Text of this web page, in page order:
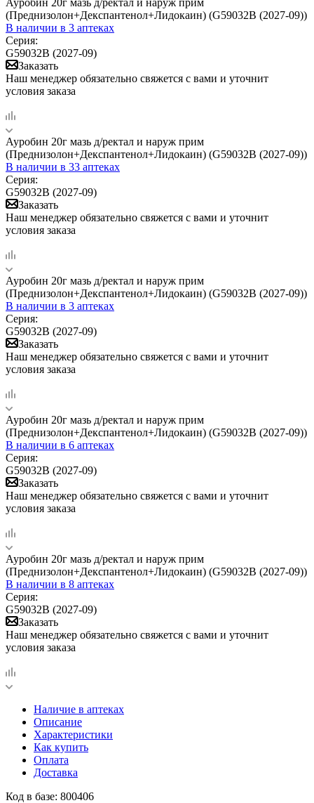
(Преднизолон+Декспантенол+Лидокаин) (G59032B (2027-09))
В наличии в 3 аптеках
Серия:
G59032B (2027-09)
Заказать
Наш менеджер обязательно свяжется с вами и уточнит
условия заказа
Ауробин 20г мазь д/ректал и наруж прим
(Преднизолон+Декспантенол+Лидокаин) (G59032B (2027-09))
В наличии в 33 аптеках
Серия:
G59032B (2027-09)
Заказать
Наш менеджер обязательно свяжется с вами и уточнит
условия заказа
Ауробин 20г мазь д/ректал и наруж прим
(Преднизолон+Декспантенол+Лидокаин) (G59032B (2027-09))
В наличии в 3 аптеках
Серия:
G59032B (2027-09)
Заказать
Наш менеджер обязательно свяжется с вами и уточнит
условия заказа
Ауробин 20г мазь д/ректал и наруж прим
(Преднизолон+Декспантенол+Лидокаин) (G59032B (2027-09))
В наличии в 6 аптеках
Серия:
G59032B (2027-09)
Заказать
Наш менеджер обязательно свяжется с вами и уточнит
условия заказа
Ауробин 20г мазь д/ректал и наруж прим
(Преднизолон+Декспантенол+Лидокаин) (G59032B (2027-09))
В наличии в 8 аптеках
Серия:
G59032B (2027-09)
Заказать
Наш менеджер обязательно свяжется с вами и уточнит
условия заказа
Наличие в аптеках
Описание
Характеристики
Как купить
Оплата
Доставка
Код в базе: 800406